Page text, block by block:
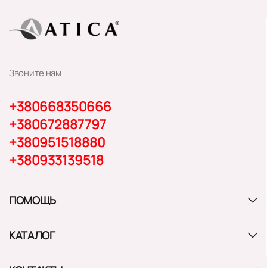
Звоните нам
+380668350666
+380672887797
+380951518880
+380933139518
ПОМОЩЬ
КАТАЛОГ